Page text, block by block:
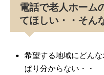
電話で老人ホーム
てほしい・・そん
希望する地域にどん
ぱり分からない・・